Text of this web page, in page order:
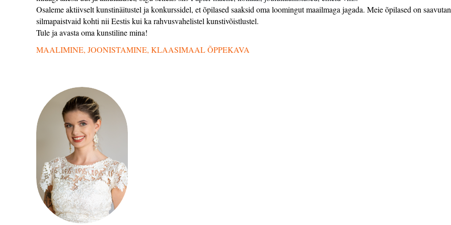
Osaleme aktiivselt kunstinäitustel ja konkurssidel, et õpilased saaksid oma loomingut maailmaga jagada. Meie õpilased on
silmapaistvaid kohti nii Eestis kui ka rahvusvahelistel kunstivõistlustel.
Tule ja avasta oma kunstiline mina!
MAALIMINE, JOONISTAMINE, KLAASIMAAL ÕPPEKAVA